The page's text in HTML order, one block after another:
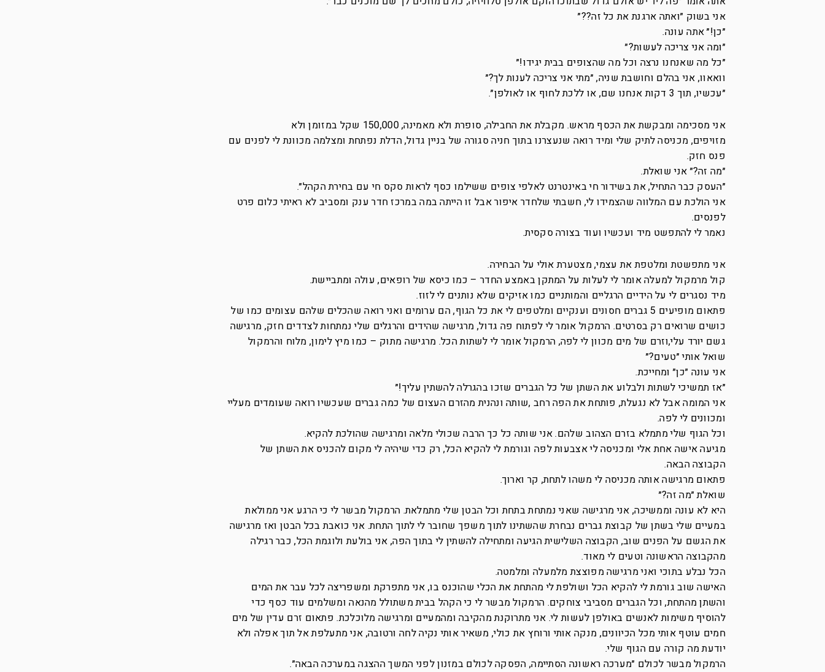
אני בשוק ״ואתה ארגנת את כל זה??״
״כן!״ אתה עונה.
״ומה אני צריכה לעשות?״
״כל מה שאנחנו נרצה וכל מה שהצופים בבית יגידו!״
וואאוו, אני בהלם וחושבת שניה, ״מתי אני צריכה לענות לך?״
״עכשיו, תוך 3 דקות אנחנו שם, או ללכת לחוף או לאולפן״.
אני מסכימה ומבקשת את הכסף מראש. מקבלת את החבילה, סופרת ולא מאמינה, 150,000 שקל במזומן ולא
מזויפים, מכניסה לתיק שלי ומיד רואה שנעצרנו בתוך חניה סגורה של בניין גדול, הדלת נפתחת ומצלמה מכוונת לי לפנים עם
פנס חזק.
״מה זה?״ אני שואלת.
״העסק כבר התחיל, את בשידור חי באינטרנט לאלפי צופים ששילמו כסף לראות סקס חי עם בחירת הקהל״.
אני הולכת עם המלווה שהצמידו לי, חשבתי שלחדר איפור אבל זו הייתה במה במרכז חדר ענק ומסביב לא ראיתי כלום פרט
לפנסים.
נאמר לי להתפשט מיד ועכשיו ועוד בצורה סקסית.
אני מתפשטת ומלטפת את עצמי, מצטערת אולי על הבחירה.
קול מרמקול למעלה אומר לי לעלות על המתקן באמצע החדר – כמו כיסא של רופאים, עולה ומתביישת.
מיד נסגרים לי על הידיים הרגליים והמותניים כמו אזיקים שלא נותנים לי לזוז.
פתאום מופיעים 5 גברים חסונים וענקיים ומלטפים לי את כל הגוף, הם ערומים ואני רואה שהכלים שלהם עצומים כמו של
כושים שרואים רק בסרטים. הרמקול אומר לי לפתוח פה גדול, מרגישה שהידים והרגלים שלי נמתחות לצדדים חזק, מרגישה
גשם יורד עלי,וזרם של מים מכוון לי לפה, הרמקול אומר לי לשתות הכל. מרגישה מתוק – כמו מיץ לימון, מלוח והרמקול
שואל אותי ״טעים?״
אני עונה ״כן״ ומחייכת.
״אז תמשיכי לשתות ולבלוע את השתן של כל הגברים שזכו בהגרלה להשתין עליך!״
אני המומה אבל לא נגעלת, פותחת את הפה רחב ,שותה ונהנית מהזרם העצום של כמה גברים שעכשיו רואה שעומדים מעליי
ומכוונים לי לפה.
וכל הגוף שלי מתמלא בזרם הצהוב שלהם. אני שותה כל כך הרבה שכולי מלאה ומרגישה שהולכת להקיא.
מגיעה אישה אחת אלי ומכניסה לי אצבעות לפה וגורמת לי להקיא הכל, רק כדי שיהיה לי מקום להכניס את השתן של
הקבוצה הבאה.
פתאום מרגישה אותה מכניסה לי משהו לתחת, קר וארוך.
שואלת ״מה זה?״
היא לא עונה וממשיכה, אני מרגישה שאני נמתחת בתחת וכל הבטן שלי מתמלאת. הרמקול מבשר לי כי הרגע אני ממולאת
במעיים שלי בשתן של קבוצת גברים נבחרת שהשתינו לתוך משפך שחובר לי לתוך התחת. אני כואבת בכל הבטן ואז מרגישה
את הגשם על הפנים שוב, הקבוצה השלישית הגיעה ומתחילה להשתין לי בתוך הפה, אני בולעת ולוגמת הכל, כבר רגילה
מהקבוצה הראשונה וטעים לי מאוד.
הכל נבלע בתוכי ואני מרגישה מפוצצת מלמעלה ומלמטה.
האישה שוב גורמת לי להקיא הכל ושולפת לי מהתחת את הכלי שהוכנס בו, אני מתפרקת ומשפריצה לכל עבר את המים
והשתן מהתחת, וכל הגברים מסביבי צוחקים. הרמקול מבשר לי כי הקהל בבית משתולל מהנאה ומשלמים עוד כסף כדי
להוסיף משימות לאנשים באולפן לעשות לי. אני מתרוקנת מהקיבה ומהמעיים ומרגישה מלוכלכת. פתאום זרם עדין של מים
חמים עוטף אותי מכל הכיוונים, מנקה אותי ורוחץ את כולי, משאיר אותי נקיה לחה ורטובה, אני מתעלפת אל תוך אפלה ולא
יודעת מה קורה עם הגוף שלי.
הרמקול מבשר לכולם ״מערכה ראשונה הסתיימה, הפסקה לכולם במזנון לפני המשך ההצגה במערכה הבאה״.